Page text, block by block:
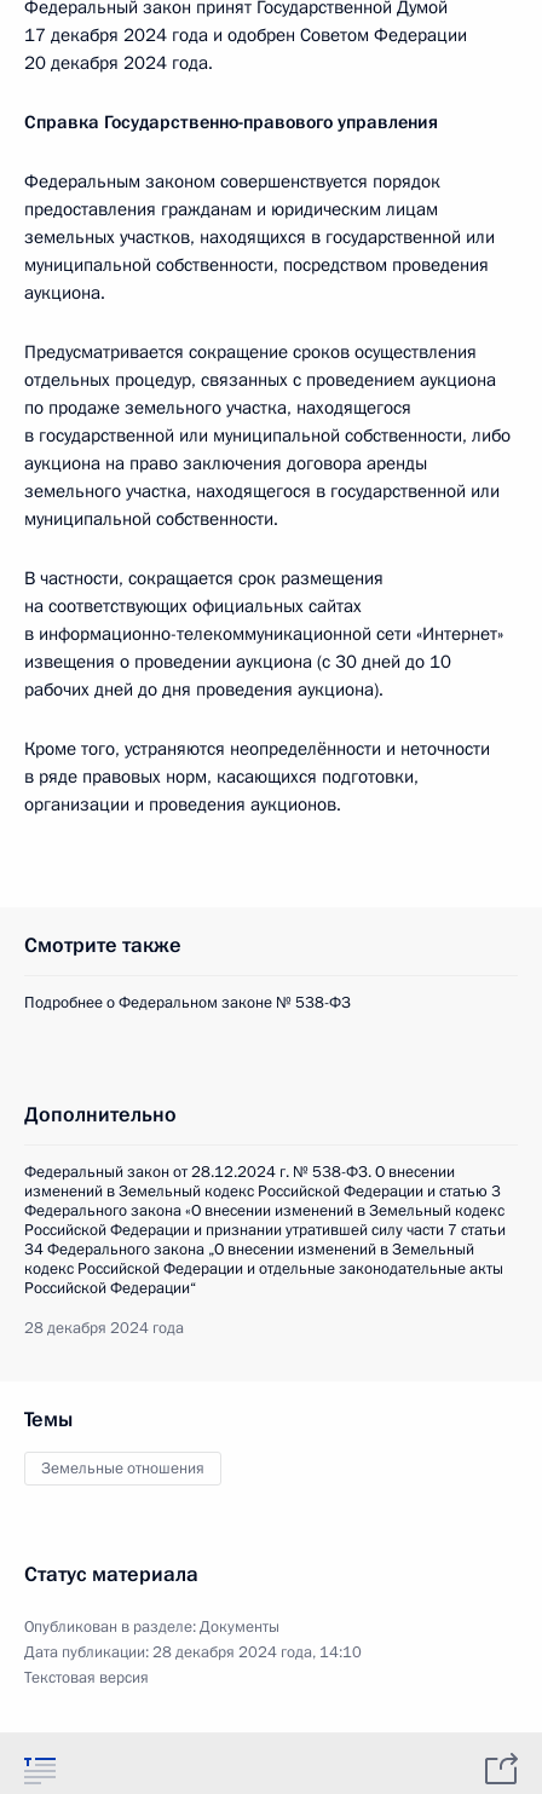
Федеральный закон принят Государственной Думой
17 декабря 2024 года и одобрен Советом Федерации
20 декабря 2024 года.
Справка Государственно-правового управления
Федеральным законом совершенствуется порядок
предоставления гражданам и юридическим лицам
земельных участков, находящихся в государственной или
муниципальной собственности, посредством проведения
аукциона.
Предусматривается сокращение сроков осуществления
отдельных процедур, связанных с проведением аукциона
по продаже земельного участка, находящегося
в государственной или муниципальной собственности, либо
аукциона на право заключения договора аренды
земельного участка, находящегося в государственной или
муниципальной собственности.
В частности, сокращается срок размещения
на соответствующих официальных сайтах
в информационно-телекоммуникационной сети «Интернет»
извещения о проведении аукциона (с 30 дней до 10
рабочих дней до дня проведения аукциона).
Кроме того, устраняются неопределённости и неточности
в ряде правовых норм, касающихся подготовки,
организации и проведения аукционов.
Смотрите также
Подробнее о Федеральном законе № 538-ФЗ
Дополнительно
Федеральный закон от 28.12.2024 г. № 538-ФЗ. О внесении
изменений в Земельный кодекс Российской Федерации и статью 3
Федерального закона «О внесении изменений в Земельный кодекс
Российской Федерации и признании утратившей силу части 7 статьи
34 Федерального закона „О внесении изменений в Земельный
кодекс Российской Федерации и отдельные законодательные акты
Российской Федерации“
28 декабря 2024 года
Темы
Земельные отношения
Статус материала
Опубликован в разделе:Документы
Дата публикации:28 декабря 2024 года, 14:10
Текстовая версия